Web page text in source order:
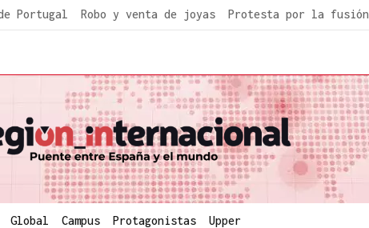
Portugal Robo y venta de joyas Protesta por la fusión
Global Campus Protagonistas Upper